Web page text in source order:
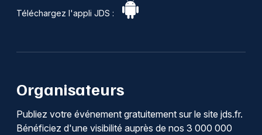
Téléchargez l'appli JDS :
Organisateurs
Publiez votre événement gratuitement sur le site jds.fr.
Bénéficiez d'une visibilité auprès de nos 3 000 000